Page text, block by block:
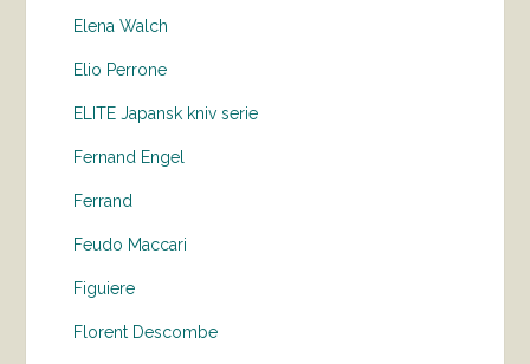
Elena Walch
Elio Perrone
ELITE Japansk kniv serie
Fernand Engel
Ferrand
Feudo Maccari
Figuiere
Florent Descombe